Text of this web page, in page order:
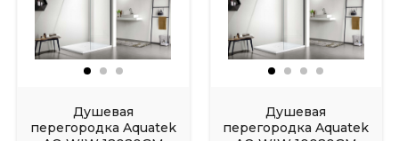
Душевая
перегородка Aquatek
Душевая
перегородка Aquatek